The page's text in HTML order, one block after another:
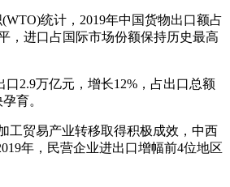
统计，2019年中国货物出口额占
，进口占国际市场份额保持历史最高
2.9万亿元，增长12%，占出口总额
育。
工贸易产业转移取得积极成效，中西
年，民营企业进出口增幅前4位地区